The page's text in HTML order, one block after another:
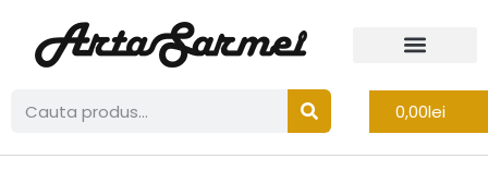
0,00lei